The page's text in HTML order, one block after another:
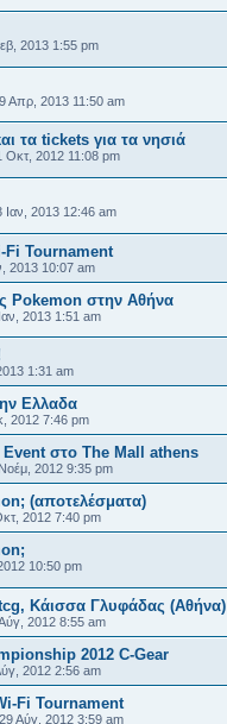
2013 1:55 pm
Απρ, 2013 11:50 am
τα tickets για τα νησιά
Οκτ, 2012 11:08 pm
Ιαν, 2013 12:46 am
Fi Tournament
2013 10:07 am
Pokemon στην Αθήνα
2013 1:51 am
1:31 am
Ελλαδα
2012 7:46 pm
στο The Mall athens
2012 9:35 pm
(αποτελέσματα)
2012 7:40 pm
10:50 pm
Κάισσα Γλυφάδας (Αθήνα)
2012 8:55 am
2012 C-Gear
2012 2:56 am
Fi Tournament
Αύγ, 2012 3:59 am